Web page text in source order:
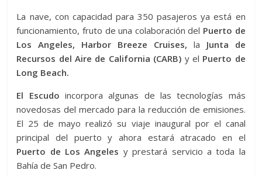
La nave, con capacidad para 350 pasajeros ya está en
funcionamiento, fruto de una colaboración del Puerto de
Los Angeles,
Harbor Breeze Cruises, la Junta de
Recursos del Aire de California (CARB) y el Puerto de
Long Beach.
El Escudo incorpora algunas de las tecnologías más
novedosas del mercado para la reducción de emisiones.
El 25 de mayo realizó su viaje inaugural por el canal
principal del puerto y ahora estará atracado en el
Puerto de Los Angeles y prestará servicio a toda la
Bahía de San Pedro.